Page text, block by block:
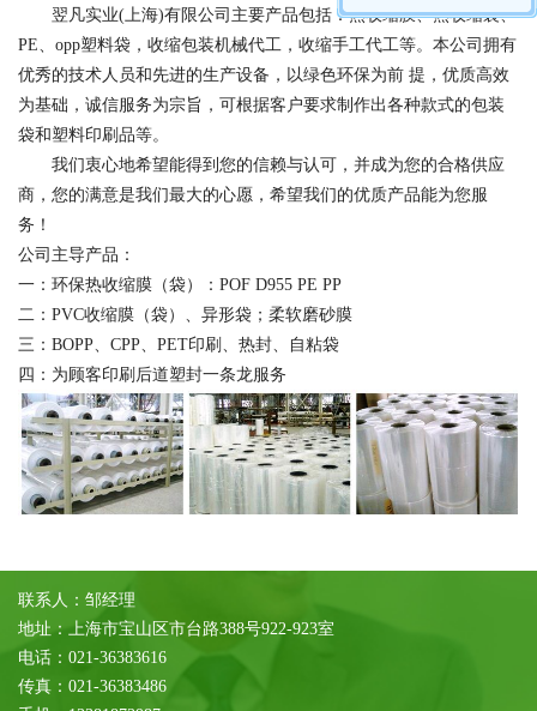
在线留言
联系我们
翌凡实业(上海)有限公司主要产品包括：热收缩膜、热收缩袋、
PE、opp塑料袋，收缩包装机械代工，收缩手工代工等。本公司拥有
优秀的技术人员和先进的生产设备，以绿色环保为前 提，优质高效
为基础，诚信服务为宗旨，可根据客户要求制作出各种款式的包装
袋和塑料印刷品等。
我们衷心地希望能得到您的信赖与认可，并成为您的合格供应
商，您的满意是我们最大的心愿，希望我们的优质产品能为您服
务！
公司主导产品：
一：环保热收缩膜（袋）：POF D955 PE PP
二：PVC收缩膜（袋）、异形袋；柔软磨砂膜
三：BOPP、CPP、PET印刷、热封、自粘袋
四：为顾客印刷后道塑封一条龙服务
联系人：邹经理
地址：上海市宝山区市台路388号922-923室
电话：021-36383616
传真：021-36383486